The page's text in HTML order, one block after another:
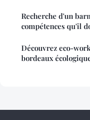
Recherche d'un
compétences qu'il
Découvrez eco-
bordeaux